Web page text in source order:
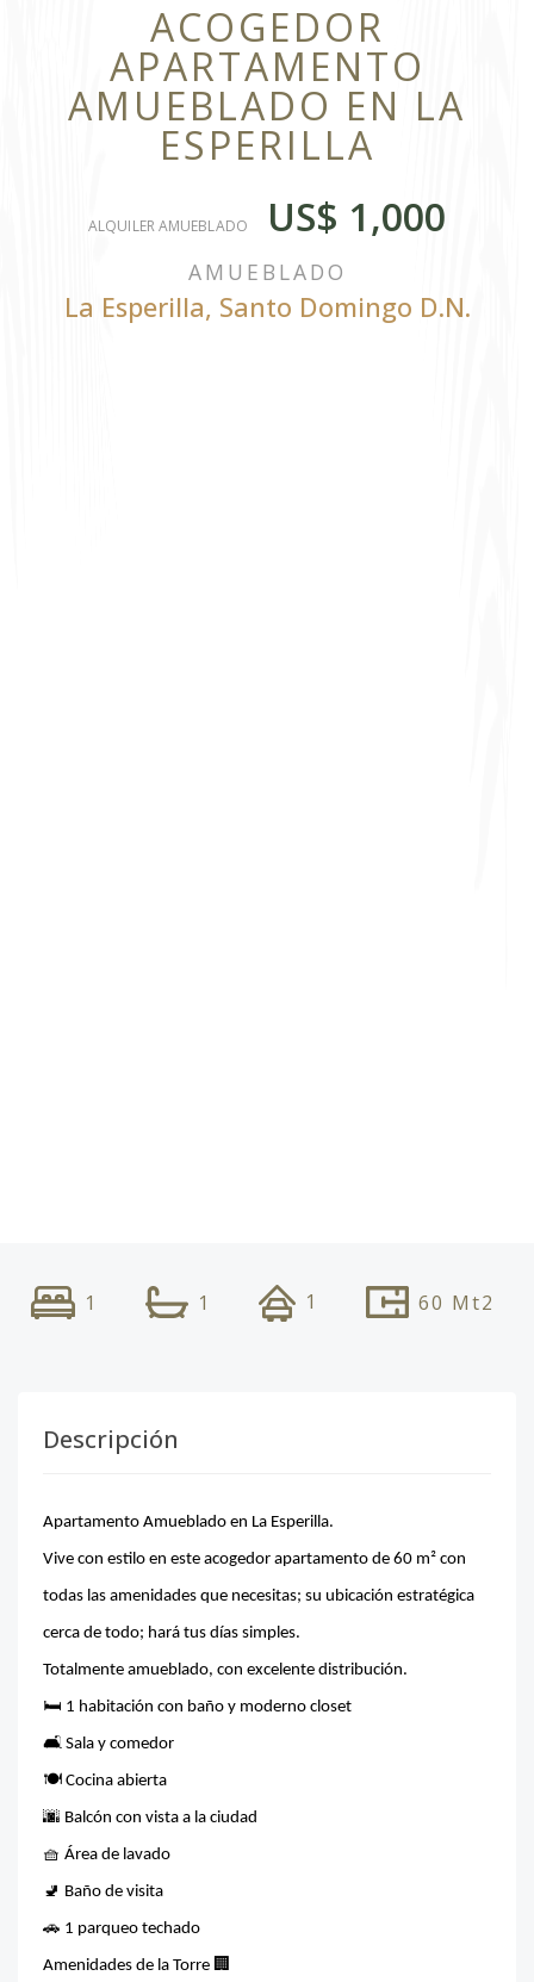
ACOGEDOR
APARTAMENTO
AMUEBLADO EN LA
ESPERILLA
ALQUILER AMUEBLADO US$ 1,000
AMUEBLADO
La Esperilla, Santo Domingo D.N.
1 1 1 60 Mt2
Descripción
Apartamento Amueblado en La Esperilla.
Vive con estilo en este acogedor apartamento de 60 m² con
todas las amenidades que necesitas; su ubicación estratégica
cerca de todo; hará tus días simples.
Totalmente amueblado, con excelente distribución.
🛏 1 habitación con baño y moderno closet
🛋 Sala y comedor
🍽 Cocina abierta
🌆 Balcón con vista a la ciudad
🧺 Área de lavado
🚽 Baño de visita
🚗 1 parqueo techado
Amenidades de la Torre 🏢